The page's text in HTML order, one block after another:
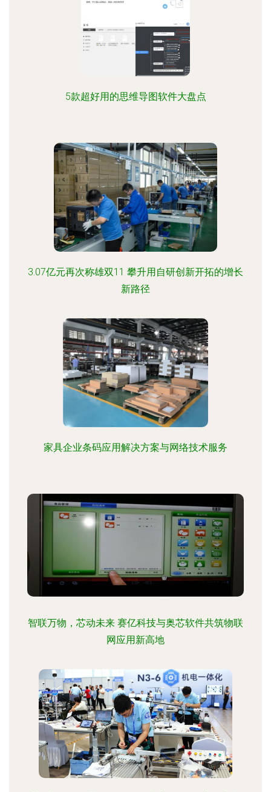
5款超好用的思维导图软件大盘点
3.07亿元再次称雄双11 攀升用自研创新开拓的增长
新路径
家具企业条码应用解决方案与网络技术服务
智联万物，芯动未来 赛亿科技与奥芯软件共筑物联
网应用新高地